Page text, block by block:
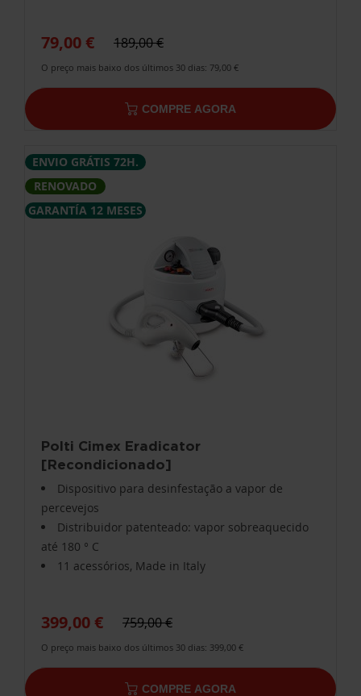
79,00 € 189,00 €
O preço mais baixo dos últimos 30 dias: 79,00 €
COMPRE AGORA
ENVIO GRÁTIS 72H.
RENOVADO
GARANTÍA 12 MESES
Polti Cimex Eradicator
[Recondicionado]
Dispositivo para desinfestação a vapor de
percevejos
Distribuidor patenteado: vapor sobreaquecido
até 180 ° C
11 acessórios, Made in Italy
399,00 € 759,00 €
O preço mais baixo dos últimos 30 dias: 399,00 €
COMPRE AGORA